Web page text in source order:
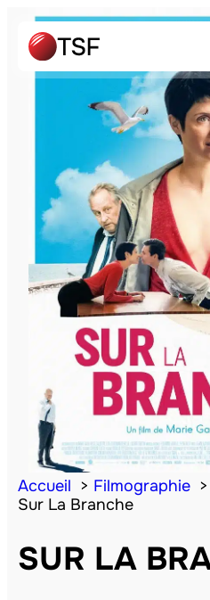
Accueil Filmographie
Sur La Branche
SUR LA